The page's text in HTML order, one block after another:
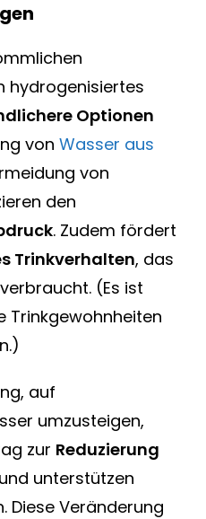
hydrogenisiertes
Optionen
vonWasser aus
von
den
. Zudem fördert
Trinkverhalten, das
(Es ist
Trinkgewohnheiten
auf
umzusteigen,
zur Reduzierung
und unterstützen
Diese Veränderung